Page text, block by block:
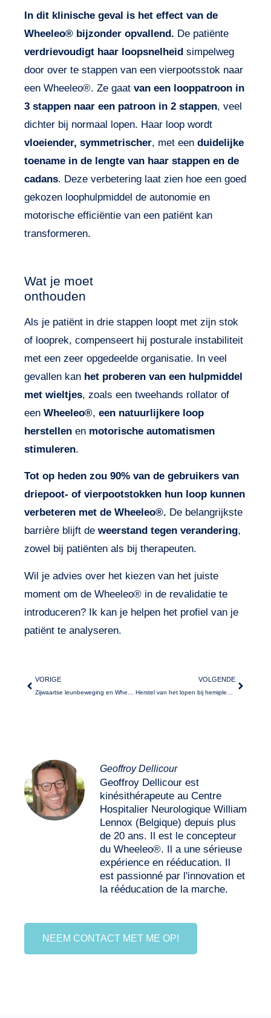
In dit klinische geval is het effect van de
Wheeleo® bijzonder opvallend. De patiënte
verdrievoudigt haar loopsnelheid simpelweg
door over te stappen van een vierpootsstok naar
een Wheeleo®. Ze gaat van een looppatroon in
3 stappen naar een patroon in 2 stappen, veel
dichter bij normaal lopen. Haar loop wordt
vloeiender, symmetrischer, met een duidelijke
toename in de lengte van haar stappen en de
cadans. Deze verbetering laat zien hoe een goed
gekozen loophulpmiddel de autonomie en
motorische efficiëntie van een patiënt kan
transformeren.
Wat je moet
onthouden
Als je patiënt in drie stappen loopt met zijn stok
of looprek, compenseert hij posturale instabiliteit
met een zeer opgedeelde organisatie. In veel
gevallen kan het proberen van een hulpmiddel
met wieltjes, zoals een tweehands rollator of
een Wheeleo®, een natuurlijkere loop
herstellen en motorische automatismen
stimuleren.
Tot op heden zou 90% van de gebruikers van
driepoot- of vierpootstokken hun loop kunnen
verbeteren met de Wheeleo®. De belangrijkste
barrière blijft de weerstand tegen verandering,
zowel bij patiënten als bij therapeuten.
Wil je advies over het kiezen van het juiste
moment om de Wheeleo® in de revalidatie te
introduceren? Ik kan je helpen het profiel van je
patiënt te analyseren.
VORIGE VOLGENDE
Geoffroy Dellicour
Geoffroy Dellicour est
kinésithérapeute au Centre
Hospitalier Neurologique William
Lennox (Belgique) depuis plus
de 20 ans. Il est le concepteur
du Wheeleo®. Il a une sérieuse
expérience en rééducation. Il
est passionné par l'innovation et
la rééducation de la marche.
NEEM CONTACT MET ME OP!